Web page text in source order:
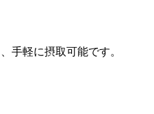
手軽に摂取可能です。